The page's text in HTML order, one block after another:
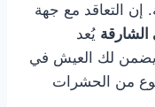
إن التعاقد مع جهة
يُعد
لك العيش في
من الحشرات